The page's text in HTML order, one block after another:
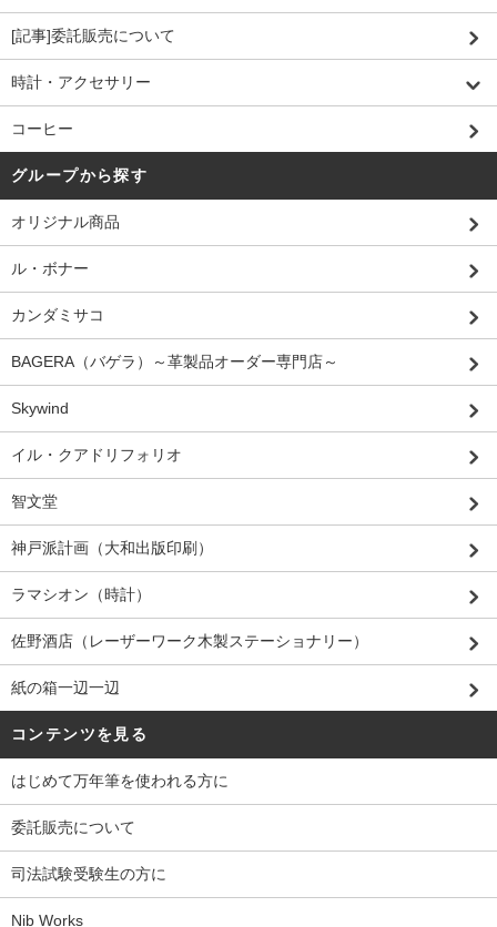
[記事]委託販売について
時計・アクセサリー
コーヒー
グループから探す
オリジナル商品
ル・ボナー
カンダミサコ
BAGERA（バゲラ）～革製品オーダー専門店～
Skywind
イル・クアドリフォリオ
智文堂
神戸派計画（大和出版印刷）
ラマシオン（時計）
佐野酒店（レーザーワーク木製ステーショナリー）
紙の箱一辺一辺
コンテンツを見る
はじめて万年筆を使われる方に
委託販売について
司法試験受験生の方に
Nib Works